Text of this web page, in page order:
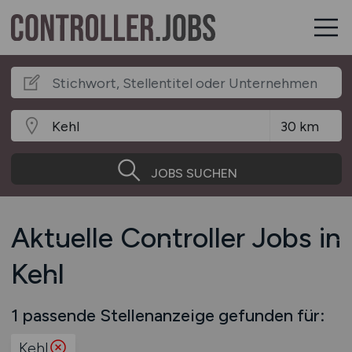
JOBS SUCHEN
Aktuelle Controller Jobs in
Kehl
1 passende Stellenanzeige gefunden für:
Kehl